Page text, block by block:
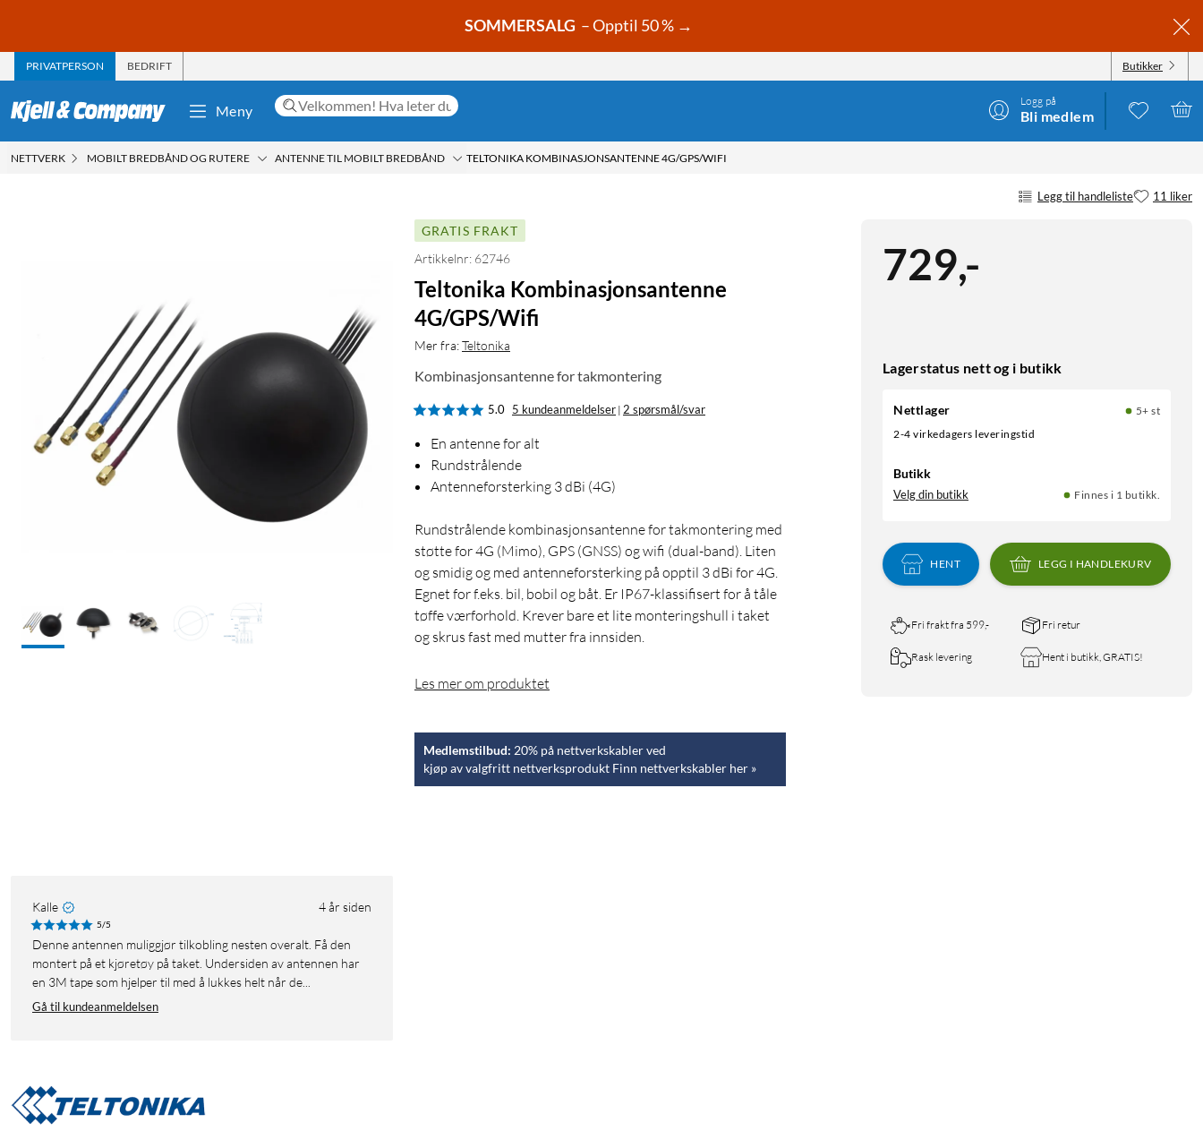
SOMMERSALG – Opptil 50 % →
PRIVATPERSON BEDRIFT Butikker
Meny
Logg på
Bli medlem
NETTVERK MOBILT BREDBÅND OG RUTERE ANTENNE TIL MOBILT BREDBÅND TELTONIKA KOMBINASJONSANTENNE 4G/GPS/WIFI
Legg til handleliste 11 liker
729,-
Lagerstatus nett og i butikk
Nettlager
5+ st
2-4 virkedagers leveringstid
Butikk
Velg din butikk Finnes i 1 butikk.
HENT LEGG I HANDLEKURV
Fri frakt fra 599,- Fri retur
Rask levering Hent i butikk, GRATIS!
GRATIS FRAKT
Artikkelnr: 62746
Teltonika Kombinasjonsantenne
4G/GPS/Wifi
Mer fra:Teltonika
Kombinasjonsantenne for takmontering
5.0 5 kundeanmeldelser | 2 spørsmål/svar
En antenne for alt
Rundstrålende
Antenneforsterking 3 dBi (4G)
Rundstrålende kombinasjonsantenne for takmontering med
støtte for 4G (Mimo), GPS (GNSS) og wifi (dual-band). Liten
og smidig og med antenneforsterking på opptil 3 dBi for 4G.
Egnet for f.eks. bil, bobil og båt. Er IP67-klassifisert for å tåle
tøffe værforhold. Krever bare et lite monteringshull i taket
og skrus fast med mutter fra innsiden.
Les mer om produktet
Medlemstilbud: 20% på nettverkskabler ved
kjøp av valgfritt nettverksprodukt Finn nettverkskabler her »
Kalle 4 år siden
5/5
Denne antennen muliggjør tilkobling nesten overalt. Få den
montert på et kjøretøy på taket. Undersiden av antennen har
en 3M tape som hjelper til med å lukkes helt når de...
Gå til kundeanmeldelsen